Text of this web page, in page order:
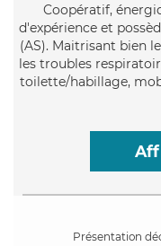
Coopératif,
d'expérience et
(AS). Maitrisant bien
les troubles
toilette/habillage,
Présentation